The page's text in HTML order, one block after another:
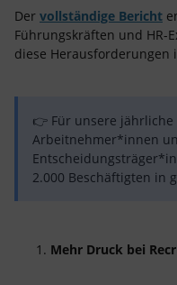
Der vollständige Bericht
Führungskräften und HR-
diese Herausforderungen
👉 Für unsere
Arbeitnehmer*innen
2.000 Beschäftigten in
Mehr Druck bei